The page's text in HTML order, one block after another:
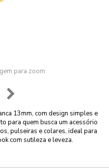
para zoom
13mm, com design simples e
para quem busca um acessório
pulseiras e colares, ideal para
com sutileza e leveza.